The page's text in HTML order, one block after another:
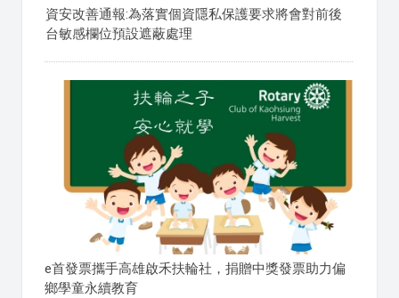
資安改善通報:為落實個資隱私保護要求將會對前後
台敏感欄位預設遮蔽處理
e首發票攜手高雄啟禾扶輪社，捐贈中獎發票助力偏
鄉學童永續教育